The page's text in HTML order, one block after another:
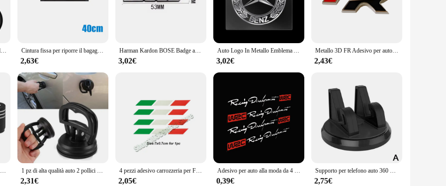
4 pezzi in alluminio metallo emblema centro ruota auto mozzo caps adesivo distintivo per Nissan X-trail Qashqai Nota Juke Sentra Patrol Navara Cintura fissa per riporre il bagagliaio dell'auto Cintura fissa per estintore in nylon Cintura di fissaggio per cintura Cinghia nera per organizer per bagagliaio Accessori per auto
2,63€
Harman Kardon BOSE Badge adesivi audio per auto 3D in alluminio per Mercedes Benz BMW Lexus Mazda Volvo Fiat Peugeot Jeep Opel Seat VW
3,02€
Auto Logo In Metallo Emblema Auto Decorazione di Interni Adesivo Per Mercedes Benz ACCE GLC GLA GLE W177 W205 W212 W213 X253 X156 W166 X247
3,02€
Metallo 3D FR Adesivo per auto Carrozzeria Distintivo dell'emblema per Seat Leon FR + Cupra Ibiza Altea Exeo Formula Racing Styling Accessori auto
2,43€
4 pz Auto Ruota Pneumatico Valvola Tappi laser Ruota Pneumatico Stelo Valvola Tappi Per Renault koleos Duster megane 2 logan clio Accessori Auto 1 pz di alta qualità auto 2 pollici ammaccature estrattore tirare carrozzeria pannello di rimozione ventosa strumento adatto per piccole ammaccature in auto
2,31€
4 pezzi adesivo carrozzeria per Fiat Abarth 500 500X 500e 500L Punto Bravo Argo Tipo Panda accessori
2,05€
Adesivo per auto alla moda da 4 pezzi Adesivo per decalcomanie decorative per maniglia per porta auto WRC per lo sviluppo delle corse
0,39€
Supporto per telefono auto 360 gradi Pad cruscotto supporto antiscivolo supporto per telefono cellulare In auto per IPhone 15 14 13 Pro Max Plus
2,75€